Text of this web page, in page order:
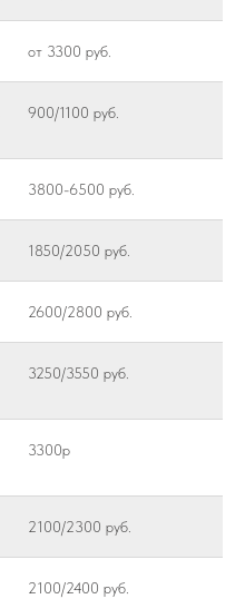
от 3300 руб.
900/1100 руб.
3800-6500 руб.
1850/2050 руб.
2600/2800 руб.
3250/3550 руб.
3300р
2100/2300 руб.
2100/2400 руб.